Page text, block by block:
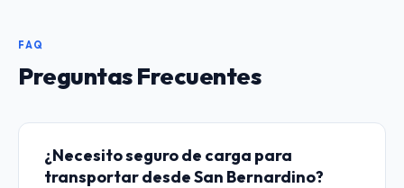
FAQ
Preguntas Frecuentes
¿Necesito seguro de carga para
transportar desde San Bernardino?